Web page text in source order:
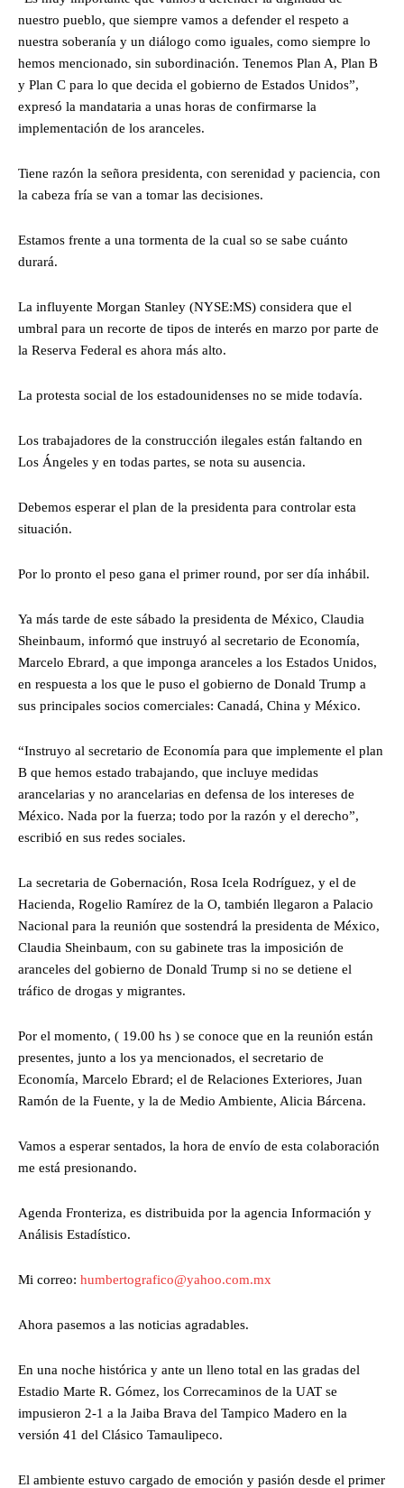
nuestro pueblo, que siempre vamos a defender el respeto a
nuestra soberanía y un diálogo como iguales, como siempre lo
hemos mencionado, sin subordinación. Tenemos Plan A, Plan B
y Plan C para lo que decida el gobierno de Estados Unidos”,
expresó la mandataria a unas horas de confirmarse la
implementación de los aranceles.
Tiene razón la señora presidenta, con serenidad y paciencia, con
la cabeza fría se van a tomar las decisiones.
Estamos frente a una tormenta de la cual so se sabe cuánto
durará.
La influyente Morgan Stanley (NYSE:MS) considera que el
umbral para un recorte de tipos de interés en marzo por parte de
la Reserva Federal es ahora más alto.
La protesta social de los estadounidenses no se mide todavía.
Los trabajadores de la construcción ilegales están faltando en
Los Ángeles y en todas partes, se nota su ausencia.
Debemos esperar el plan de la presidenta para controlar esta
situación.
Por lo pronto el peso gana el primer round, por ser día inhábil.
Ya más tarde de este sábado la presidenta de México, Claudia
Sheinbaum, informó que instruyó al secretario de Economía,
Marcelo Ebrard, a que imponga aranceles a los Estados Unidos,
en respuesta a los que le puso el gobierno de Donald Trump a
sus principales socios comerciales: Canadá, China y México.
“Instruyo al secretario de Economía para que implemente el plan
B que hemos estado trabajando, que incluye medidas
arancelarias y no arancelarias en defensa de los intereses de
México. Nada por la fuerza; todo por la razón y el derecho”,
escribió en sus redes sociales.
La secretaria de Gobernación, Rosa Icela Rodríguez, y el de
Hacienda, Rogelio Ramírez de la O, también llegaron a Palacio
Nacional para la reunión que sostendrá la presidenta de México,
Claudia Sheinbaum, con su gabinete tras la imposición de
aranceles del gobierno de Donald Trump si no se detiene el
tráfico de drogas y migrantes.
Por el momento, ( 19.00 hs ) se conoce que en la reunión están
presentes, junto a los ya mencionados, el secretario de
Economía, Marcelo Ebrard; el de Relaciones Exteriores, Juan
Ramón de la Fuente, y la de Medio Ambiente, Alicia Bárcena.
Vamos a esperar sentados, la hora de envío de esta colaboración
me está presionando.
Agenda Fronteriza, es distribuida por la agencia Información y
Análisis Estadístico.
Mi correo: humbertografico@yahoo.com.mx
Ahora pasemos a las noticias agradables.
En una noche histórica y ante un lleno total en las gradas del
Estadio Marte R. Gómez, los Correcaminos de la UAT se
impusieron 2-1 a la Jaiba Brava del Tampico Madero en la
versión 41 del Clásico Tamaulipeco.
El ambiente estuvo cargado de emoción y pasión desde el primer